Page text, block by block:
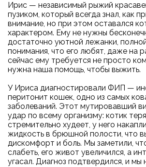
Ирис — независимый рыжий
пузиком, который всегда знал, как
внимание, но при этом оставался
характером. Ему не нужны
достаточно уютной лежанки,
понимания, что его любят, даже на
сейчас ему требуется не просто
нужна наша помощь, чтобы выжить.
У Ирисa диагностировали ФИП —
перитонит кошек, одно из самых
заболеваний. Этот мутировавший
удар по всему организму: котик
стремительно худеет, у него
жидкость в брюшной полости, что
дискомфорт и боль. Мы заметили,
слабеть, его живот увеличился, а
угасал. Диагноз подтвердился, и мы